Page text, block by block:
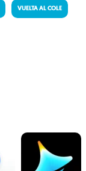
VUELTA AL COLE